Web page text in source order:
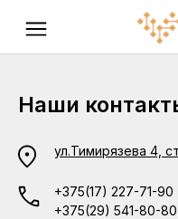
Наши
ул.Тимирязева 4,
+375(17) 227-71-90
+375(29) 541-80-80